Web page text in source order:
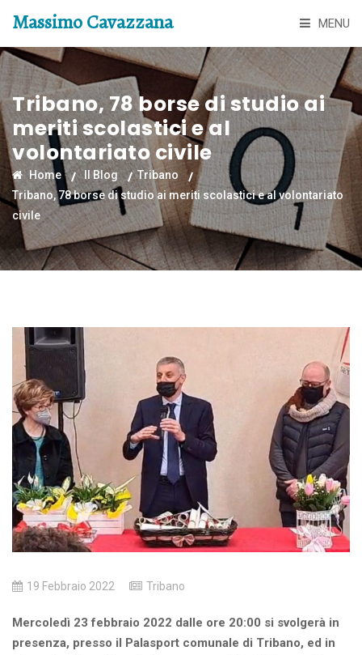
Massimo Cavazzana MENU
Tribano, 78 borse di studio ai
meriti scolastici e al
volontariato civile
Home Il Blog
Tribano
Tribano, 78 borse di studio ai meriti scolastici e al volontariato
civile
19 Febbraio 2022 Tribano
Mercoledì 23 febbraio 2022 dalle ore 20:00 si svolgerà in
presenza, presso il Palasport comunale di Tribano, ed in